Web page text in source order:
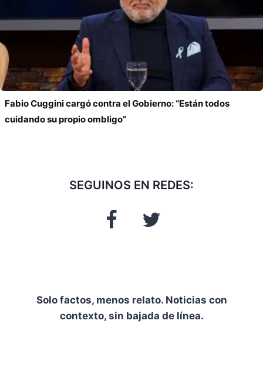
Fabio Cuggini cargó contra el Gobierno: “Están todos
cuidando su propio ombligo”
SEGUINOS EN REDES:
Solo factos, menos relato. Noticias con
contexto, sin bajada de línea.